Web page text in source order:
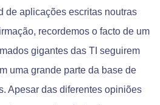
de aplicações escritas noutras
recordemos o facto de um
gigantes das TI seguirem
uma grande parte da base de
Apesar das diferentes opiniões